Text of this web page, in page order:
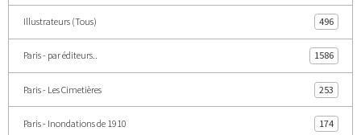
Illustrateurs (Tous) 496
Paris - par éditeurs.. 1586
Paris - Les Cimetières 253
Paris - Inondations de 1910 174